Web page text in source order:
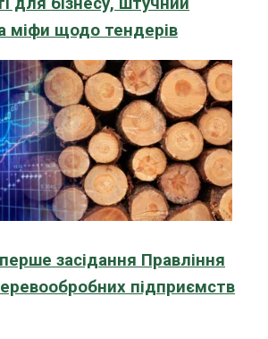
міфи щодо тендерів
засідання Правління
підприємств